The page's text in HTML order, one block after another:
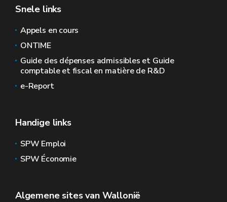
Snele links
Appels en cours
ONTIME
Guide des dépenses admissibles et Guide
comptable et fiscal en matière de R&D
e-Report
Handige links
SPW Emploi
SPW Économie
Algemene sites van Wallonië